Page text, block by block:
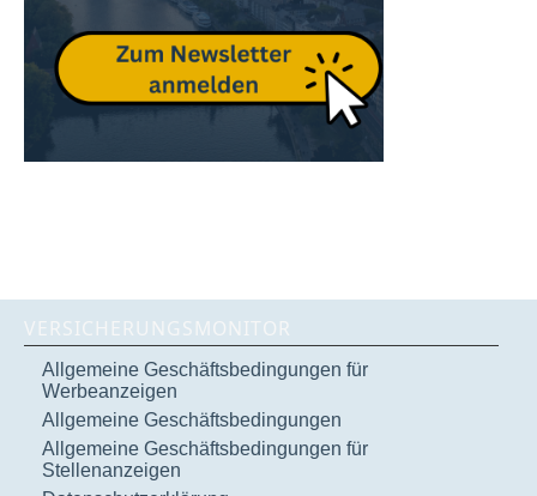
VERSICHERUNGSMONITOR
Allgemeine Geschäftsbedingungen für
Werbeanzeigen
Allgemeine Geschäftsbedingungen
Allgemeine Geschäftsbedingungen für
Stellenanzeigen